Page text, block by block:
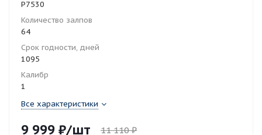
Р7530
Количество залпов
64
Срок годности, дней
1095
Калибр
1
Все характеристики
9 999 ₽/шт 11 110₽